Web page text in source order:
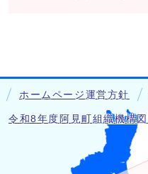
ホームページ運営方針
令和8年度阿見町組織機構図